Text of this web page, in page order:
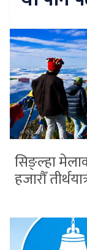
सिङ्ल्हा
हजारौँ